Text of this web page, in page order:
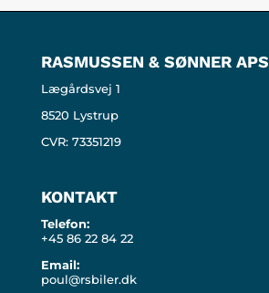
RASMUSSEN & SØNNER APS
Lægårdsvej 1
8520 Lystrup
CVR: 73351219
KONTAKT
Telefon:
+45 86 22 84 22
Email:
poul@rsbiler.dk